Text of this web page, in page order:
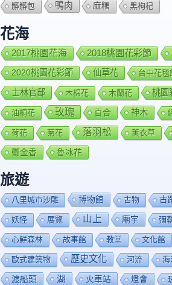
髒髒包 鴨肉 麻糬 黑枸杞
花海
2017桃園花海 2018桃園花彩節
2020桃園花彩節
仙草花 台中花毯
士林官邸 木棉花 木蘭花 桃園
油桐花 玫瑰 百合 神木
荷花 菊花 落羽松 薰衣草
鬱金香 魯冰花
旅遊
八里城市沙雕 博物館 古物 古
妖怪 展覽 山上 廟宇 彌
心鮮森林 故事館 教堂 文化館
歐式建築物 歷史文化 河流 海
渡船頭 湖 火車站 燈會